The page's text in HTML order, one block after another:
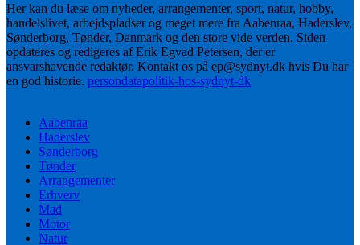
Her kan du læse om nyheder, arrangementer, sport, natur, hobby,
handelslivet, arbejdspladser og meget mere fra Aabenraa, Haderslev,
Sønderborg, Tønder, Danmark og den store vide verden. Siden
opdateres og redigeres af Erik Egvad Petersen, der er
ansvarshavende redaktør. Kontakt os på ep@sydnyt.dk hvis Du har
en god historie. persondatapolitik-hos-sydnyt-dk
Aabenraa
Haderslev
Sønderborg
Tønder
Arrangementer
Erhverv
Mad
Motor
Natur